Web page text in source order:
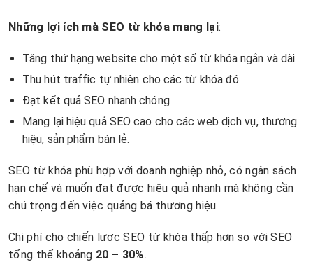
Những lợi ích mà SEO từ khóa mang lại:
Tăng thứ hạng website cho một số từ khóa ngắn và dài
Thu hút traffic tự nhiên cho các từ khóa đó
Đạt kết quả SEO nhanh chóng
Mang lại hiệu quả SEO cao cho các web dịch vụ, thương
hiệu, sản phẩm bán lẻ.
SEO từ khóa phù hợp với doanh nghiệp nhỏ, có ngân sách
hạn chế và muốn đạt được hiệu quả nhanh mà không cần
chú trọng đến việc quảng bá thương hiệu.
Chi phí cho chiến lược SEO từ khóa thấp hơn so với SEO
tổng thể khoảng 20 – 30%.